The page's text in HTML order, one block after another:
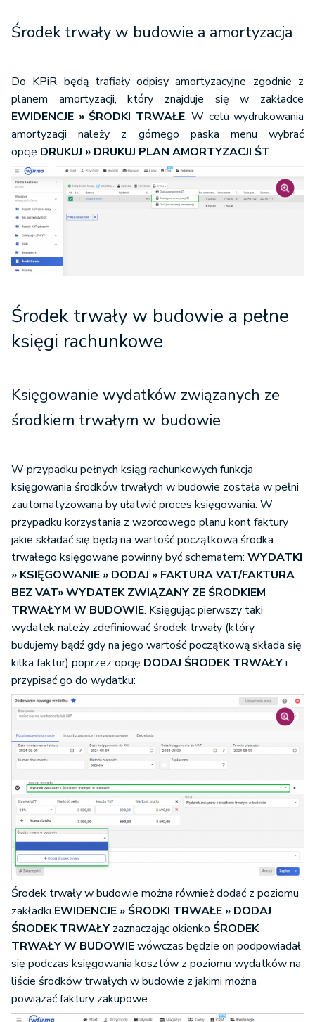
Środek trwały w budowie a amortyzacja
Do KPiR będą trafiały odpisy amortyzacyjne zgodnie z
planem amortyzacji, który znajduje się w zakładce
EWIDENCJE » ŚRODKI TRWAŁE. W celu wydrukowania
amortyzacji należy z górnego paska menu wybrać
opcję DRUKUJ » DRUKUJ PLAN AMORTYZACJI ŚT.
Środek trwały w budowie a pełne
księgi rachunkowe
Księgowanie wydatków związanych ze
środkiem trwałym w budowie
W przypadku pełnych ksiąg rachunkowych funkcja
księgowania środków trwałych w budowie została w pełni
zautomatyzowana by ułatwić proces księgowania. W
przypadku korzystania z wzorcowego planu kont faktury
jakie składać się będą na wartość początkową środka
trwałego księgowane powinny być schematem: WYDATKI
» KSIĘGOWANIE » DODAJ » FAKTURA VAT/FAKTURA
BEZ VAT»WYDATEK ZWIĄZANY ZE ŚRODKIEM
TRWAŁYM W BUDOWIE. Księgując pierwszy taki
wydatek należy zdefiniować środek trwały (który
budujemy bądź gdy na jego wartość początkową składa się
kilka faktur) poprzez opcję DODAJ ŚRODEK TRWAŁYi
przypisać go do wydatku:
Środek trwały w budowie można również dodać z poziomu
zakładki EWIDENCJE » ŚRODKI TRWAŁE » DODAJ
ŚRODEK TRWAŁY zaznaczając okienko ŚRODEK
TRWAŁY W BUDOWIEwówczas będzie on podpowiadał
się podczas księgowania kosztów z poziomu wydatków na
liście środków trwałych w budowie z jakimi można
powiązać faktury zakupowe.